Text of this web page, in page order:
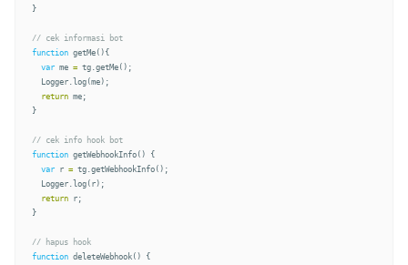
}
// cek informasi bot
function getMe (){
var me = tg .getMe ();
Logger
log (me );
return me ;
}
// cek info hook bot
function getWebhookInfo ()
{
var r = tg .getWebhookInfo ();
Logger
log ( r );
return r ;
}
// hapus hook
function deleteWebhook ()
{